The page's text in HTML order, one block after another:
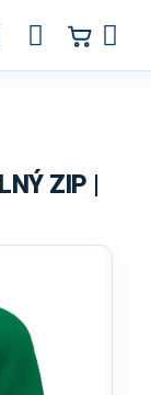
ZIP |